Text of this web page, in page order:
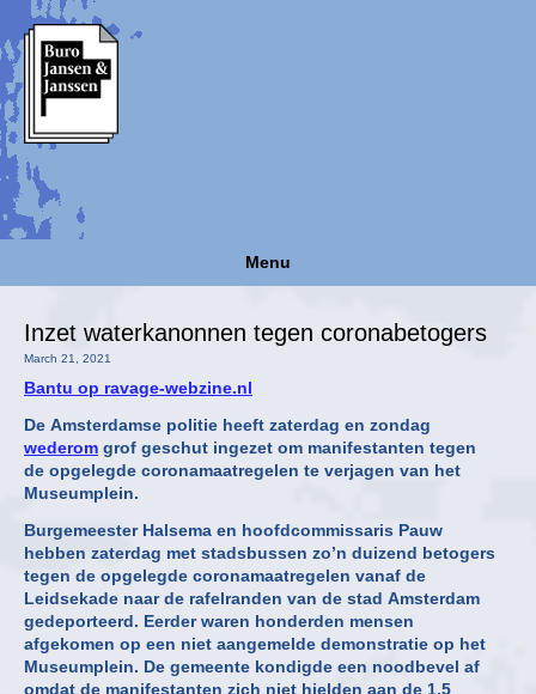
Menu
Inzet waterkanonnen tegen coronabetogers
March 21, 2021
Bantu op ravage-webzine.nl
De Amsterdamse politie heeft zaterdag en zondag
wederom grof geschut ingezet om manifestanten tegen
de opgelegde coronamaatregelen te verjagen van het
Museumplein.
Burgemeester Halsema en hoofdcommissaris Pauw
hebben zaterdag met stadsbussen zo’n duizend betogers
tegen de opgelegde coronamaatregelen vanaf de
Leidsekade naar de rafelranden van de stad Amsterdam
gedeporteerd. Eerder waren honderden mensen
afgekomen op een niet aangemelde demonstratie op het
Museumplein. De gemeente kondigde een noodbevel af
omdat de manifestanten zich niet hielden aan de 1,5